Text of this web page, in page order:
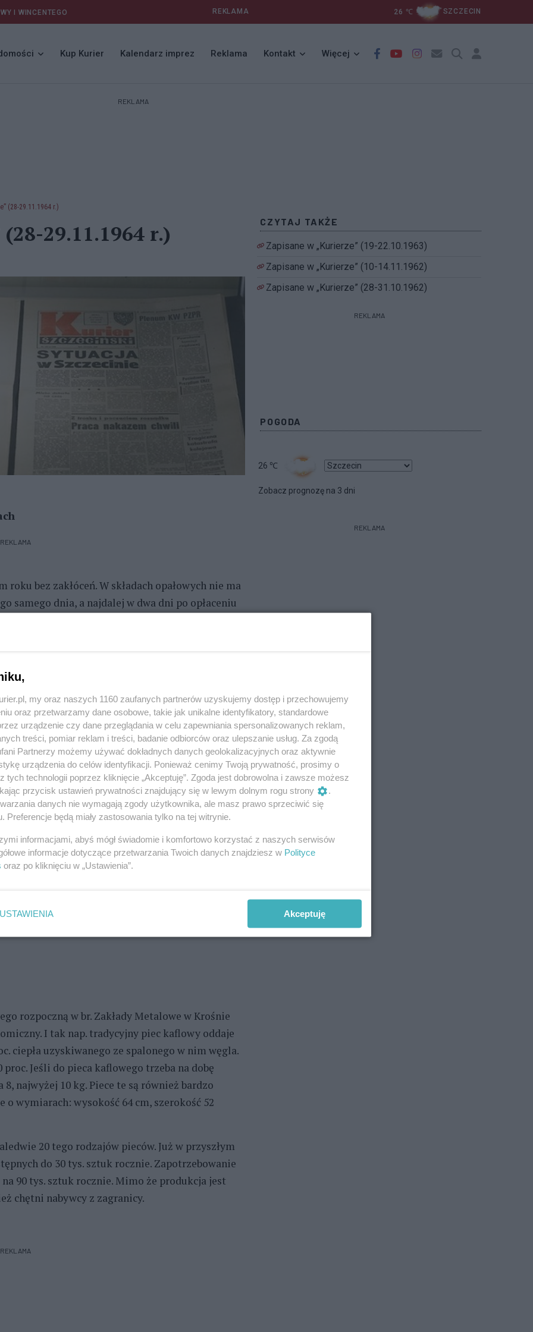
I WINCENTEGO REKLAMA 26 ℃ SZCZECIN
Kup Kurier Kalendarz imprez Reklama Kontakt Więcej
REKLAMA
(28-29.11.1964 r.)
29.11.1964 r.)
REKLAMA
bez zakłóceń. W składach opałowych nie ma
samego dnia, a najdalej w dwa dni po opłaceniu
odbiorców. Zważywszy, że nie wszyscy
przypuszczać, iż za kilka dni, ci którzy
zakończenia tzw. I rzutu mija 15 grudnia.
transporty z NRD-owskimi brykietami
są przydziały podpałek. Na IV kwartał nasza
Natomiast w ogóle wstrzymano dostawy bardzo
używać drzewa, którego w składach nie
świątecznych choinek. W tym roku na
drzewek.
plantacji przeznaczonych wyłącznie na
będzie ich prawie 3 razy więcej niż
rozpoczną w br. Zakłady Metalowe w Krośnie
I tak nap. tradycyjny piec kaflowy oddaje
ciepła uzyskiwanego ze spalonego w nim węgla.
Jeśli do pieca kaflowego trzeba na dobę
najwyżej 10 kg. Piece te są również bardzo
o wymiarach: wysokość 64 cm, szerokość 52
20 tego rodzajów pieców. Już w przyszłym
do 30 tys. sztuk rocznie. Zapotrzebowanie
90 tys. sztuk rocznie. Mimo że produkcja jest
chętni nabywcy z zagranicy.
REKLAMA
CZYTAJ TAKŻE
Zapisane w „Kurierze” (19-22.10.1963)
Zapisane w „Kurierze” (10-14.11.1962)
Zapisane w „Kurierze” (28-31.10.1962)
REKLAMA
POGODA
26 ℃
Zobacz prognozę na 3 dni
REKLAMA
my oraz naszych 1160 zaufanych partnerów uzyskujemy dostęp i przechowujemy
oraz przetwarzamy dane osobowe, takie jak unikalne identyfikatory, standardowe
urządzenie czy dane przeglądania w celu zapewniania spersonalizowanych reklam,
treści, pomiar reklam i treści, badanie odbiorców oraz ulepszanie usług. Za zgodą
Partnerzy możemy używać dokładnych danych geolokalizacyjnych oraz aktywnie
urządzenia do celów identyfikacji. Ponieważ cenimy Twoją prywatność, prosimy o
tych technologii poprzez kliknięcie „Akceptuję”. Zgoda jest dobrowolna i zawsze możesz
przycisk ustawień prywatności znajdujący się w lewym dolnym rogu strony
danych nie wymagają zgody użytkownika, ale masz prawo sprzeciwić się
Preferencje będą miały zastosowania tylko na tej witrynie.
informacjami, abyś mógł świadomie i komfortowo korzystać z naszych serwisów
informacje dotyczące przetwarzania Twoich danych znajdziesz w Polityce
oraz po kliknięciu w „Ustawienia”.
USTAWIENIA Akceptuję